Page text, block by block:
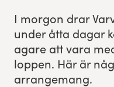
I mor­gon drar
under åtta dagar
a­gare att vara
lop­pen. Här är
arrangemang.
Göteborgsvarvet Expo
Löparinspiration och
Lilla Varvet
Varvetmilen
Partnerportal